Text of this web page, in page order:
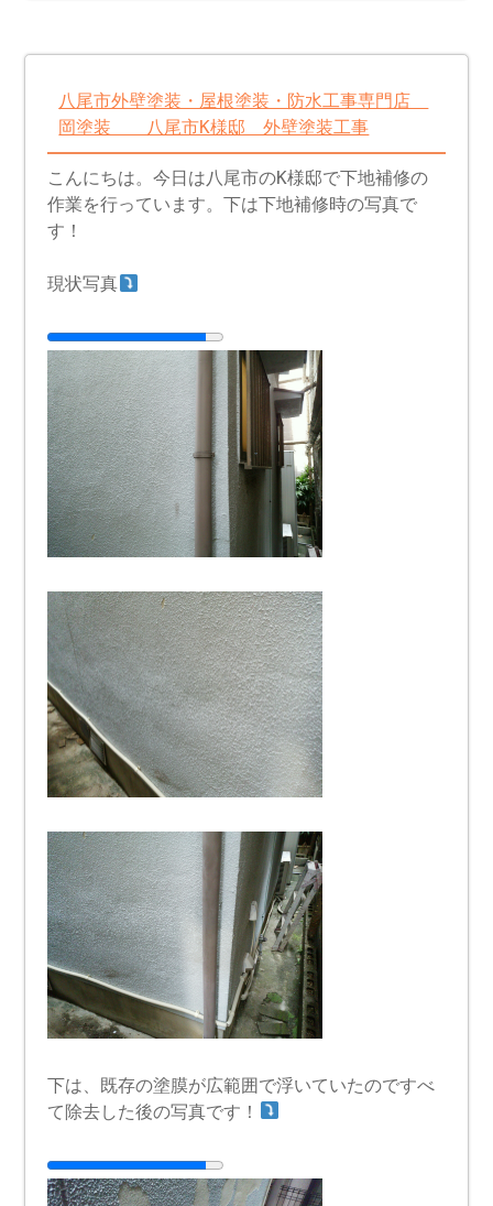
八尾市外壁塗装・屋根塗装・防水工事専門店
岡塗装 八尾市K様邸 外壁塗装工事
こんにちは。今日は八尾市のK様邸で下地補修の
作業を行っています。下は下地補修時の写真で
す！
現状写真
下は、既存の塗膜が広範囲で浮いていたのですべ
て除去した後の写真です！